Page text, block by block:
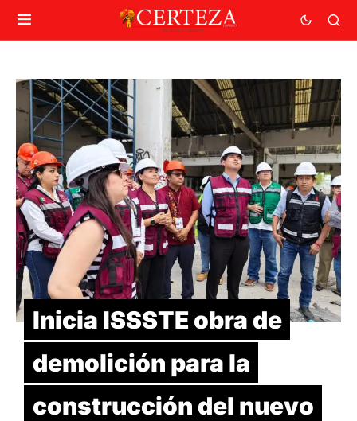
Inicia ISSSTE obra de
demolición para la
construcción del nuevo